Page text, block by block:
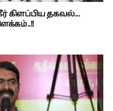
கிளப்பிய தகவல்...